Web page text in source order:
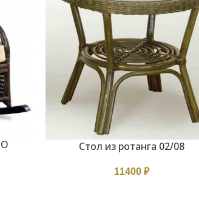
В КОРЗИНУСтол из ротанга 02/08
11400₽